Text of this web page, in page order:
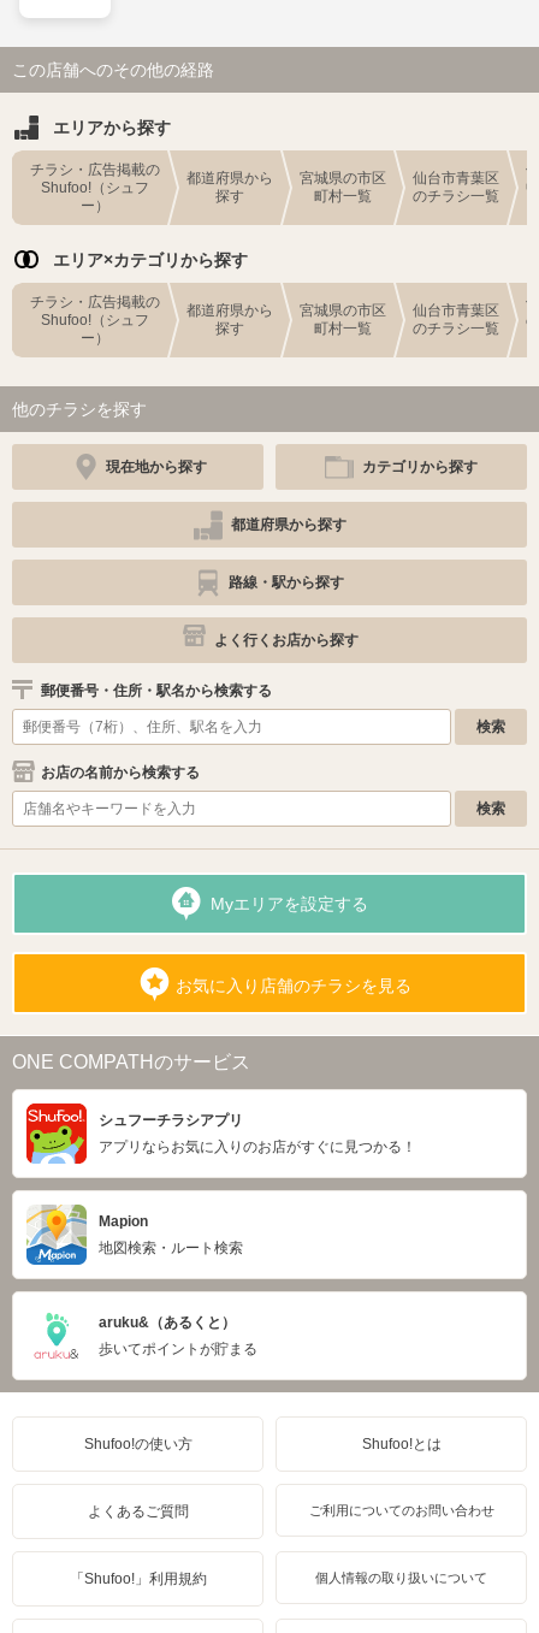
この店舗へのその他の経路
エリアから探す
チラシ・広告掲載の
Shufoo!（シュフ
ー）
都道府県から
探す
宮城県の市区
町村一覧
仙台市青葉区
のチラシ一覧
エリア×カテゴリから探す
チラシ・広告掲載の
Shufoo!（シュフ
ー）
都道府県から
探す
宮城県の市区
町村一覧
仙台市青葉区
のチラシ一覧
他のチラシを探す
現在地から探す カテゴリから探す
都道府県から探す
路線・駅から探す
よく行くお店から探す
郵便番号・住所・駅名から検索する
お店の名前から検索する
Myエリアを設定する
お気に入り店舗のチラシを見る
ONE COMPATHのサービス
シュフーチラシアプリ
アプリならお気に入りのお店がすぐに見つかる！
Mapion
地図検索・ルート検索
aruku&（あるくと）
歩いてポイントが貯まる
Shufoo!の使い方 Shufoo!とは
よくあるご質問 ご利用についてのお問い合わせ
「Shufoo!」利用規約 個人情報の取り扱いについて